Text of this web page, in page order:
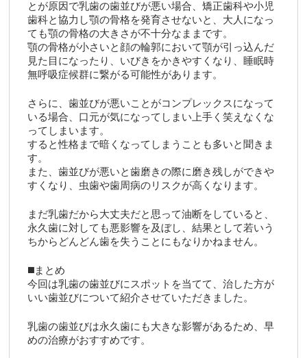
とが原因で乳歯の歯並びが悪い場合、矯正歯科や小児
歯科と協力し顎の骨格を発育させないと、大人になっ
ても顎の骨格の大きさが不十分なままです。
顎の骨格が小さいと顔の輪郭において顎が引っ込んだ
見た目になったり、いびきをかきやすくなり、睡眠時
無呼吸症候群に繋がる可能性があります。
さらに、歯並びが悪いことがコンプレックスになって
いる場合、口元が気になってしまい上手く笑えなくな
ってしまいます。
すると性格まで暗くなってしまうことも多いと聞きま
す。
また、歯並びが悪いと歯磨きの際に磨き残しができや
すくなり、虫歯や歯周病のリスクが高くなります。
まだ乳歯だから大丈夫だと思って油断をしていると、
永久歯に対しても悪影響を及ぼし、結果として若いう
ちからどんどん歯を失うことにもなりかねません。
◼️まとめ
今回は乳歯の歯並びにスポットを当てて、治した方が
いい歯並びについて紹介させていただきました。
乳歯の歯並びは永久歯にも大きな影響があるため、早
めの治療がおすすめです。